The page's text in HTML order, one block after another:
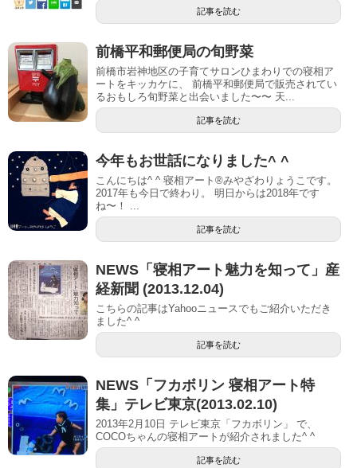
記事を読む
前橋平和郵便局の旬野菜
前橋市岩神地区の子育てサロンひまわりでの寝相ア
ートをキッカケに、 前橋平和郵便局で販売されてい
るおもしろ旬野菜と出会いました〜〜 天...
記事を読む
今年もお世話になりました^ ^
こんにちは^ ^ 寝相アート®︎みやざわりょうこです。
2017年も今日で終わり。 明日からは2018年です
ね〜！ ...
記事を読む
NEWS「寝相アート魅力を知って」産
経新聞 (2013.12.04)
こちらの記事はYahooニュースでもご紹介いただき
ました^ ^
記事を読む
NEWS「フカボリン 寝相アート特
集」テレビ東京(2013.02.10)
2013年2月10日 テレビ東京「フカボリン」 で、
COCOちゃんの寝相アートが紹介されました^ ^
記事を読む